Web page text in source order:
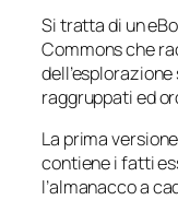
Si tratta di un
Commons che
raggruppati ed
La prima
contiene i fatti
l’almanacco a